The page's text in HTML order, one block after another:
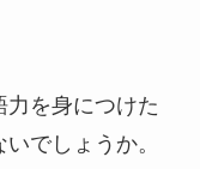
力を身につけた
でしょうか。